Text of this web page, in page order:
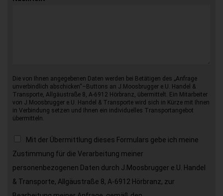
Die von Ihnen angegebenen Daten werden bei Betätigen des „Anfrage
unverbindlich abschicken“–Buttons an J.Moosbrugger e.U. Handel &
Transporte, Allgäustraße 8, A-6912 Hörbranz, übermittelt. Ein Mitarbeiter
von J.Moosbrugger e.U. Handel & Transporte wird sich in Kürze mit Ihnen
in Verbindung setzen und Ihnen ein individuelles Transportangebot
übermitteln.
Mit der Übermittlung dieses Formulars gebe ich meine
Zustimmung für die Verarbeitung meiner
personenbezogenen Daten durch J.Moosbrugger e.U. Handel
& Transporte, Allgäustraße 8, A-6912 Hörbranz, zur